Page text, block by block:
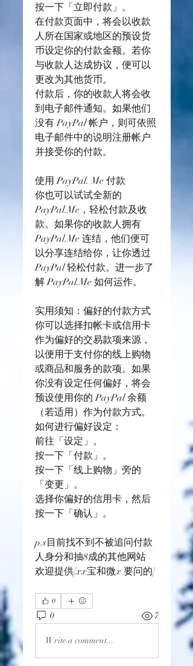
按一下「立即付款」。
在付款页面中，将会以收款
人所在国家或地区的预设货
币设定你的付款金额。若你
与收款人达成协议，便可以
更改为其他货币。
付款后，你的收款人将会收
到电子邮件通知。如果他们
没有 PayPal 帐户，则可依照
电子邮件中的说明注册帐户
并接受你的付款。
使用 PayPal. Me 付款
你也可以试试全新的
PayPal.Me，轻松付款及收
款。如果你的收款人拥有
PayPal.Me 连结，他们便可
以分享连结给你，让你透过
PayPal 轻松付款。进一步了
解 PayPal.Me 如何运作。
实用须知：偏好的付款方式
你可以选择扣帐卡或信用卡
作为偏好的交易款项来源，
以便用于支付你的线上购物
或商品和服务的款项。如果
你没有设定任何偏好，将会
预设使用你的 PayPal 余额
（若适用）作为付款方式。
如何进行偏好设定：
前往「设定」。
按一下「付款」。
按一下「线上购物」旁的
「变更」。
选择你偏好的信用卡，然后
按一下「确认」。
p.s目前找不到不被追问付款
人身分和抽8成的其他网站
欢迎提供[xx宝和微x 要问的]
0
0 7
Write a comment...